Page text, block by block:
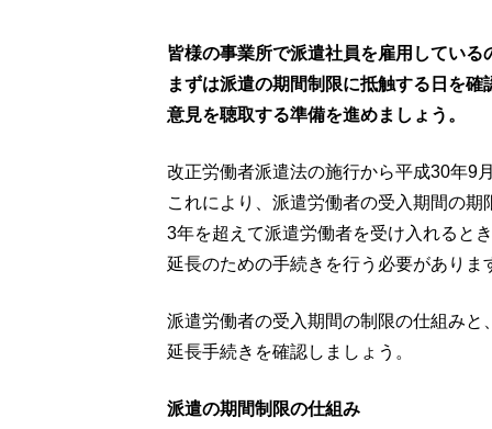
皆様の事業所で派遣社員を雇用している
まずは派遣の期間制限に抵触する日を確
意見を聴取する準備を進めましょう。
改正労働者派遣法の施行から平成30年9
これにより、派遣労働者の受入期間の
3年を超えて派遣労働者を受け入れると
延長のための手続きを行う必要がありま
派遣労働者の受入期間の制限の仕組みと
延長手続きを確認しましょう。
派遣の期間制限の仕組み